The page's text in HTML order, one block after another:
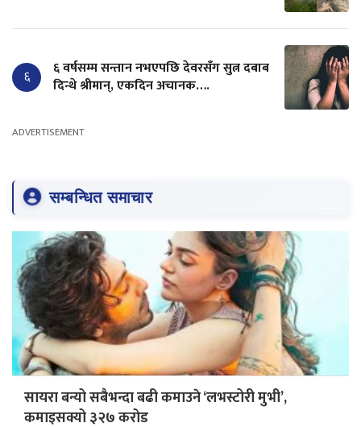
६
६ वर्षसम्म सन्तान नभएपछि देवरसँग सुत्न दबाब
दिन्थे श्रीमान्, एकदिन अचानक….
ADVERTISEMENT
सम्बन्धित समाचार
सायरा बन्यो सबैभन्दा बढी कमाउने ‘लभस्टोरी मुभी’,
कमाइसक्यो ३२७ करोड